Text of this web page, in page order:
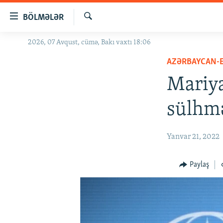
BÖLMƏLƏR
GÜNDƏM
Axtar
2026, 07 Avqust, cümə, Bakı vaxtı 18:06
Yanvar 21, 2022
Paylaş